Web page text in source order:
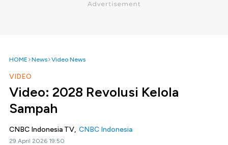
HOME News Video News
VIDEO
Video: 2028 Revolusi Kelola
Sampah
CNBC Indonesia TV, CNBC Indonesia
29 April 2026 19:50